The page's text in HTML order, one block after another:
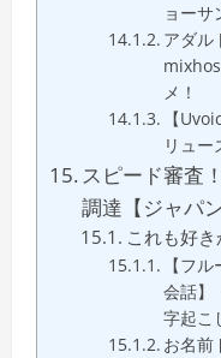
ョーサ
アダル
メ！
【
リュー
スピード審査
調達【ジャパ
これも好き
【フ
会話】
字起こ
お名前